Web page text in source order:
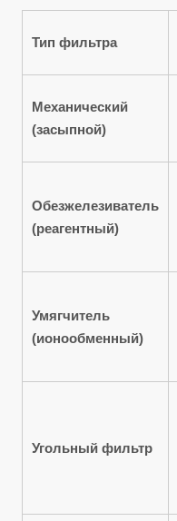
Тип фильтра
Механический
(засыпной)
Обезжелезиватель
(реагентный)
Умягчитель
(ионообменный)
Угольный фильтр